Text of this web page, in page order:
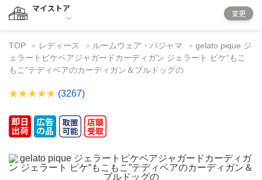
マイストア
変更
TOP レディース ルームウェア・パジャマ
gelato pique ジ
ェラートピケベアジャガードカーディガン ジェラート ピケ“もこ
もこ”テディベアのカーディガン＆ブルドッグの
(3267)